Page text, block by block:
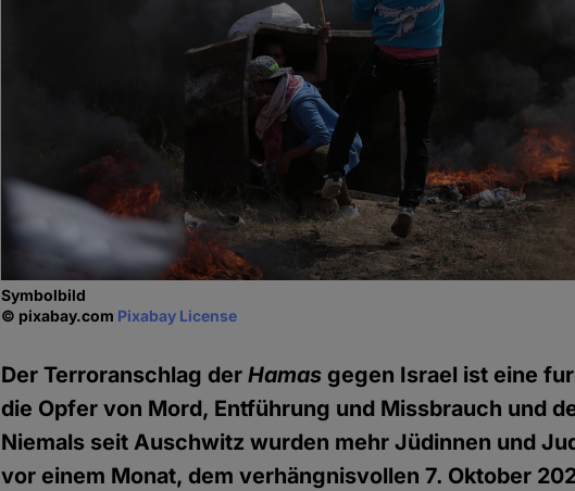
Symbolbild
© pixabay.com Pixabay License
Der Terroranschlag derHamas gegen Israel ist eine
die Opfer von Mord, Entführung und Missbrauch und
Niemals seit Auschwitz wurden mehr Jüdinnen und
vor einem Monat, dem verhängnisvollen 7. Oktober